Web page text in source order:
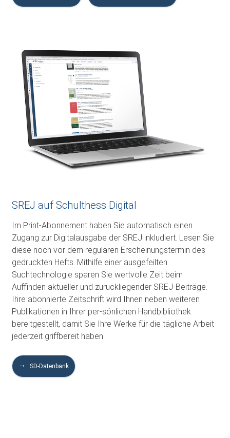
SREJ auf Schulthess Digital
Im Print-Abonnement haben Sie automatisch einen
Zugang zur Digitalausgabe der SREJ inkludiert. Lesen Sie
diese noch vor dem regulären Erscheinungstermin des
gedruckten Hefts. Mithilfe einer ausgefeilten
Suchtechnologie sparen Sie wertvolle Zeit beim
Auffinden aktueller und zurückliegender SREJ-Beiträge.
Ihre abonnierte Zeitschrift wird Ihnen neben weiteren
Publikationen in Ihrer per-sönlichen Handbibliothek
bereitgestellt, damit Sie Ihre Werke für die tägliche Arbeit
jederzeit griffbereit haben.
SD-Datenbank